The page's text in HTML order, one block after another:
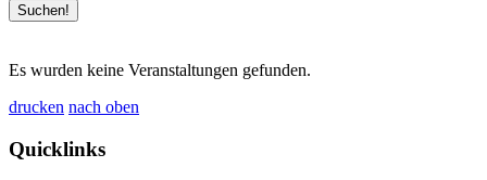
Es wurden keine Veranstaltungen gefunden.
drucken nach oben
Quicklinks